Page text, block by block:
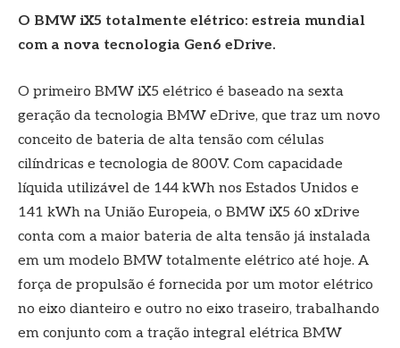
O BMW iX5 totalmente elétrico: estreia mundial
com a nova tecnologia Gen6 eDrive.
O primeiro BMW iX5 elétrico é baseado na sexta
geração da tecnologia BMW eDrive, que traz um novo
conceito de bateria de alta tensão com células
cilíndricas e tecnologia de 800V. Com capacidade
líquida utilizável de 144 kWh nos Estados Unidos e
141 kWh na União Europeia, o BMW iX5 60 xDrive
conta com a maior bateria de alta tensão já instalada
em um modelo BMW totalmente elétrico até hoje. A
força de propulsão é fornecida por um motor elétrico
no eixo dianteiro e outro no eixo traseiro, trabalhando
em conjunto com a tração integral elétrica BMW